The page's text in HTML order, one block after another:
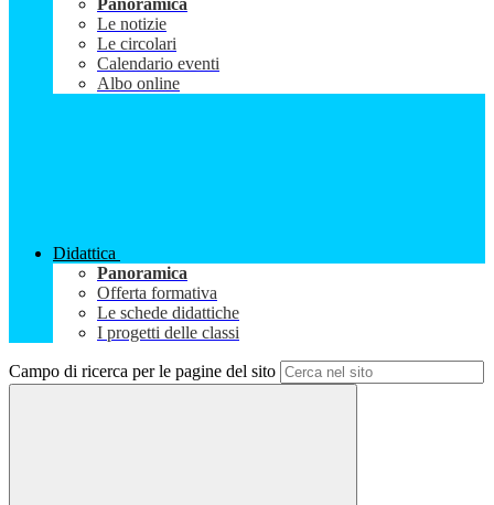
Panoramica
Le notizie
Le circolari
Calendario eventi
Albo online
Didattica
Panoramica
Offerta formativa
Le schede didattiche
I progetti delle classi
Campo di ricerca per le pagine del sito